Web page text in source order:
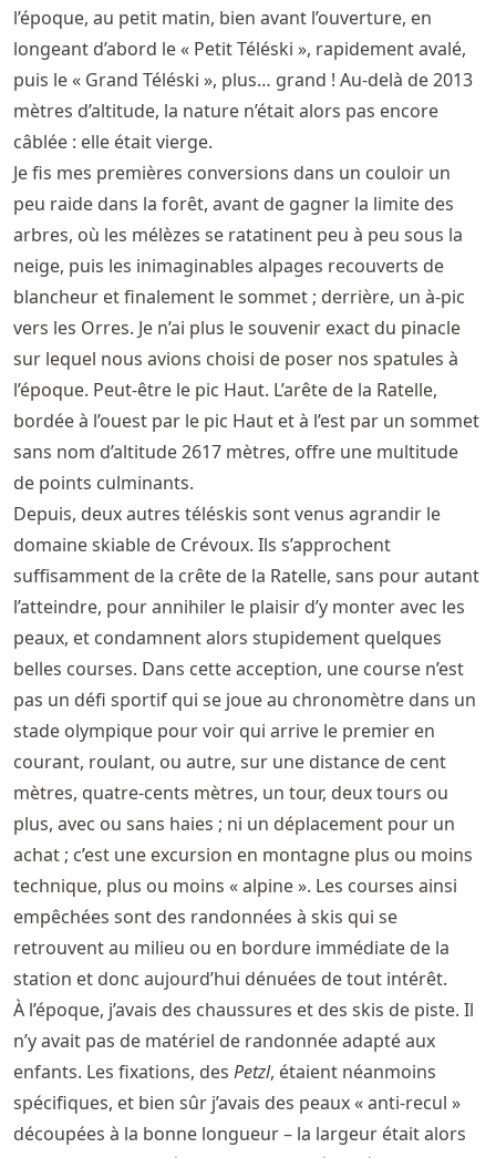
l’époque, au petit matin, bien avant l’ouverture, en
longeant d’abord le « Petit Téléski », rapidement avalé,
puis le « Grand Téléski », plus… grand ! Au-delà de 2013
mètres d’altitude, la nature n’était alors pas encore
câblée : elle était vierge.
Je fis mes premières conversions dans un couloir un
peu raide dans la forêt, avant de gagner la limite des
arbres, où les mélèzes se ratatinent peu à peu sous la
neige, puis les inimaginables alpages recouverts de
blancheur et finalement le sommet ; derrière, un à-pic
vers les Orres. Je n’ai plus le souvenir exact du pinacle
sur lequel nous avions choisi de poser nos spatules à
l’époque. Peut-être le pic Haut. L’arête de la Ratelle,
bordée à l’ouest par le pic Haut et à l’est par un sommet
sans nom d’altitude 2617 mètres, offre une multitude
de points culminants.
Depuis, deux autres téléskis sont venus agrandir le
domaine skiable de Crévoux. Ils s’approchent
suffisamment de la crête de la Ratelle, sans pour autant
l’atteindre, pour annihiler le plaisir d’y monter avec les
peaux, et condamnent alors stupidement quelques
belles courses. Dans cette acception, une course n’est
pas un défi sportif qui se joue au chronomètre dans un
stade olympique pour voir qui arrive le premier en
courant, roulant, ou autre, sur une distance de cent
mètres, quatre-cents mètres, un tour, deux tours ou
plus, avec ou sans haies ; ni un déplacement pour un
achat ; c’est une excursion en montagne plus ou moins
technique, plus ou moins « alpine ». Les courses ainsi
empêchées sont des randonnées à skis qui se
retrouvent au milieu ou en bordure immédiate de la
station et donc aujourd’hui dénuées de tout intérêt.
À l’époque, j’avais des chaussures et des skis de piste. Il
n’y avait pas de matériel de randonnée adapté aux
enfants. Les fixations, des Petzl, étaient néanmoins
spécifiques, et bien sûr j’avais des peaux « anti-recul »
découpées à la bonne longueur – la largeur était alors